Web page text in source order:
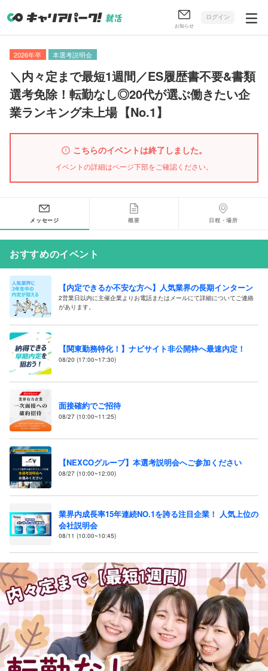
お知らせ
ログイン
2026年卒 本選考説明会
＼内々定まで最短1週間／ES履歴書不要&書類
選考免除！転勤なし◎20代が選ぶ働きたい企
業ランキング未上場 【No.1】
こちらのイベントは終了しました。
イベントの詳細はページ下部をご確認ください。
メッセージ 概要 日程・場所
おすすめのイベント
【内定できるか不安な方へ】人気業界の長期インターン
2営業日以内に主催企業よりお電話またはメールにて詳細についてご連絡
があります。
【関東勤務特化！】ナビサイト非公開枠へ最速内定！
08/20 (17:00~17:30)
面接確約でご招待
08/27 (10:00~11:25)
【NEXCOグループ】本選考説明会へご参加ください
08/27 (10:00~12:00)
業界内成長率15年連続NO.1を誇る注目企業！ 人気上位の
会社説明会
08/11 (10:00~10:45)